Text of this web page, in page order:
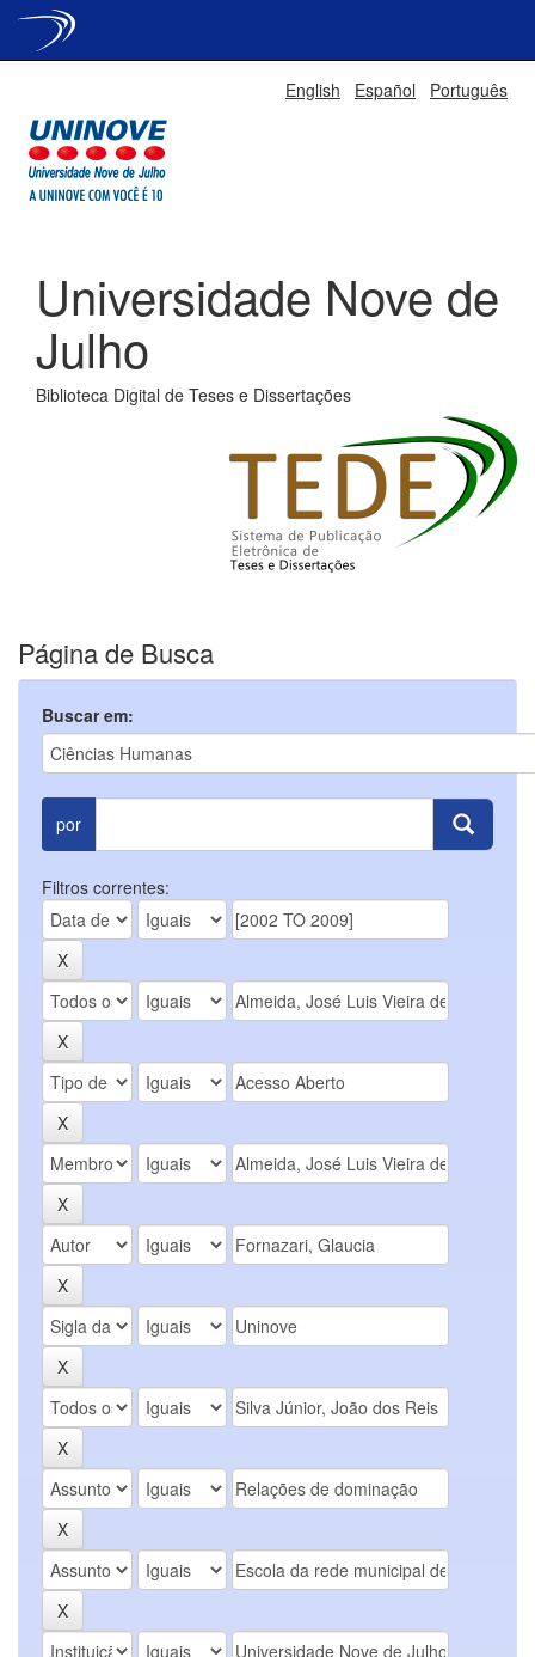
English Español Português
Universidade Nove de
Julho
Biblioteca Digital de Teses e Dissertações
Página de Busca
Buscar em:
por
Filtros correntes: